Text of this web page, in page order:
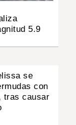
5.9
se
con
tras causar